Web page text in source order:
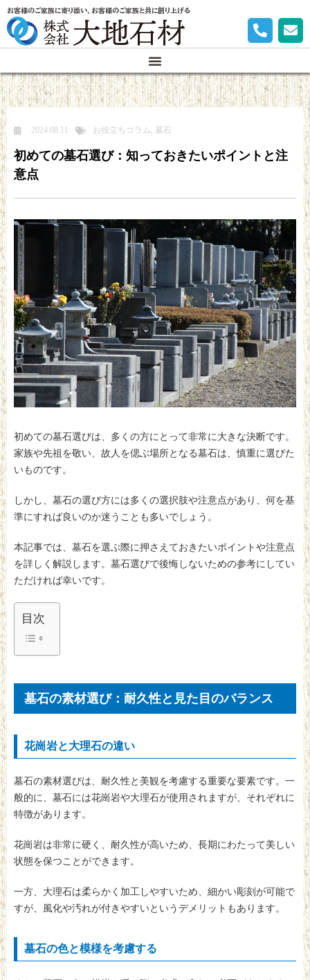
お客様のご家族に寄り添い、お客様のご家族と共に創り上げる
2024.08.11 お役立ちコラム, 墓石
初めての墓石選び：知っておきたいポイントと注
意点
初めての墓石選びは、多くの方にとって非常に大きな決断です。
家族や先祖を敬い、故人を偲ぶ場所となる墓石は、慎重に選びた
いものです。
しかし、墓石の選び方には多くの選択肢や注意点があり、何を基
準にすれば良いのか迷うことも多いでしょう。
本記事では、墓石を選ぶ際に押さえておきたいポイントや注意点
を詳しく解説します。墓石選びで後悔しないための参考にしてい
ただければ幸いです。
目次
墓石の素材選び：耐久性と見た目のバランス
花崗岩と大理石の違い
墓石の素材選びは、耐久性と美観を考慮する重要な要素です。一
般的に、墓石には花崗岩や大理石が使用されますが、それぞれに
特徴があります。
花崗岩は非常に硬く、耐久性が高いため、長期にわたって美しい
状態を保つことができます。
一方、大理石は柔らかく加工しやすいため、細かい彫刻が可能で
すが、風化や汚れが付きやすいというデメリットもあります。
墓石の色と模様を考慮する